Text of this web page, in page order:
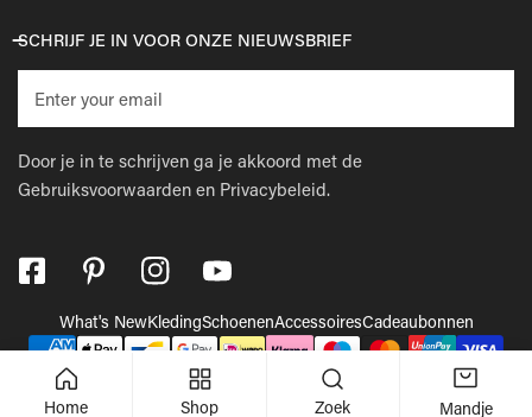
SCHRIJF JE IN VOOR ONZE NIEUWSBRIEF
mail
Door je in te schrijven ga je akkoord met de
Gebruiksvoorwaarden en Privacybeleid.
© 2026, Powered by Shopify
What's NewKledingSchoenenAccessoiresCadeaubonnen
Betaalmethodes
Home Shop Zoek Mandje